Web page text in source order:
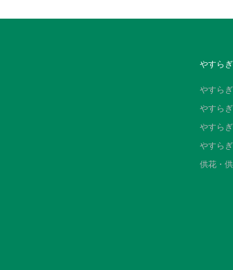
やすら
やすら
やすら
やすら
やすら
供花・